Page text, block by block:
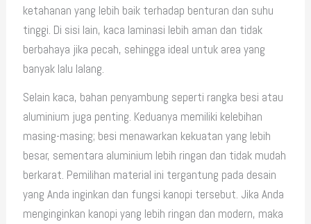
ketahanan yang lebih baik terhadap benturan dan suhu
tinggi. Di sisi lain, kaca laminasi lebih aman dan tidak
berbahaya jika pecah, sehingga ideal untuk area yang
banyak lalu lalang.
Selain kaca, bahan penyambung seperti rangka besi atau
aluminium juga penting. Keduanya memiliki kelebihan
masing-masing; besi menawarkan kekuatan yang lebih
besar, sementara aluminium lebih ringan dan tidak mudah
berkarat. Pemilihan material ini tergantung pada desain
yang Anda inginkan dan fungsi kanopi tersebut. Jika Anda
menginginkan kanopi yang lebih ringan dan modern, maka